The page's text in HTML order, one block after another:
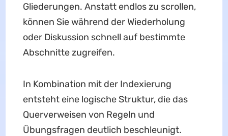
Gliederungen. Anstatt endlos zu scrollen,
können Sie während der Wiederholung
oder Diskussion schnell auf bestimmte
Abschnitte zugreifen.
In Kombination mit der Indexierung
entsteht eine logische Struktur, die das
Querverweisen von Regeln und
Übungsfragen deutlich beschleunigt.